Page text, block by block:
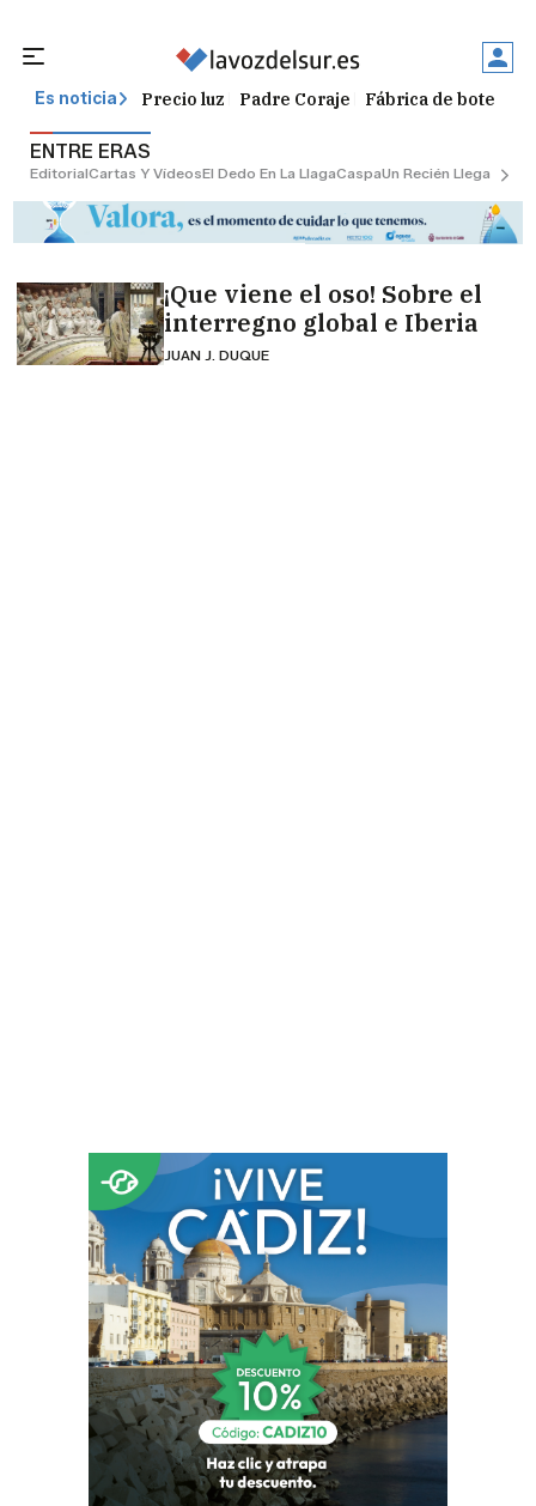
Es noticia Precio luz Padre Coraje Fábrica de botellas
ENTRE ERAS
EditorialCartas Y VídeosEl Dedo En La LlagaCaspaUn Recién Llegado
¡Que viene el oso! Sobre el
interregno global e Iberia
JUAN J. DUQUE